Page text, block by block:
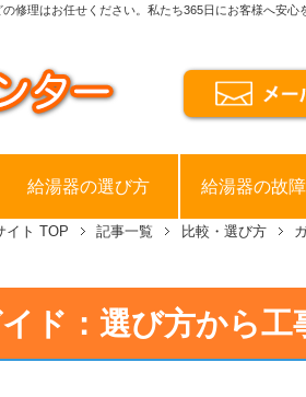
修理はお任せください。私たち365日にお客様へ安心
給湯器の選び方 給湯器の故
イト TOP 記事一覧 比較・選び方
ド：選び方から工